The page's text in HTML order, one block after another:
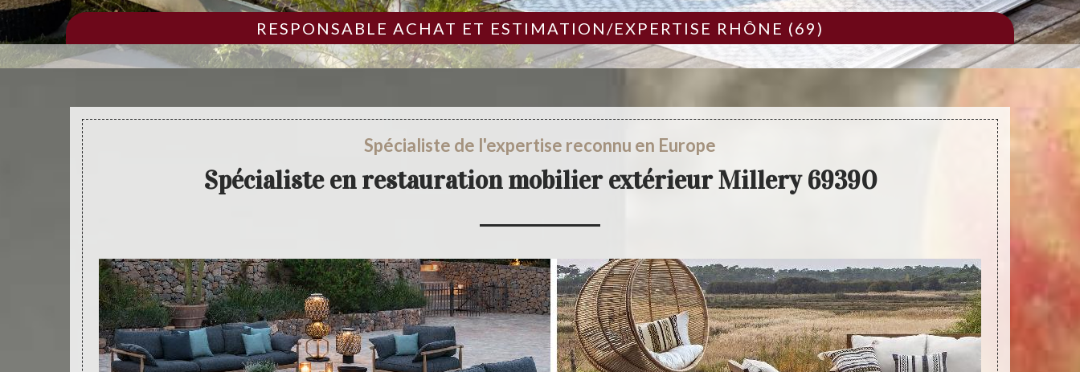
RESPONSABLE ACHAT ET ESTIMATION/EXPERTISE RHÔNE (69)
Spécialiste de l'expertise reconnu en Europe
Spécialiste en restauration mobilier extérieur Millery 69390